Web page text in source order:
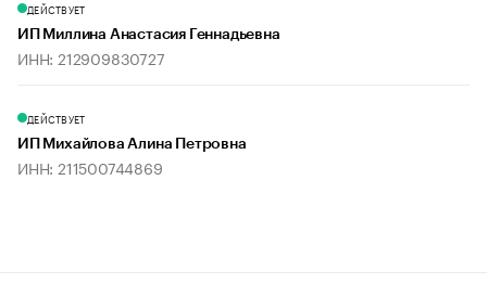
ДЕЙСТВУЕТ
ИП Миллина Анастасия Геннадьевна
ИНН: 212909830727
ДЕЙСТВУЕТ
ИП Михайлова Алина Петровна
ИНН: 211500744869